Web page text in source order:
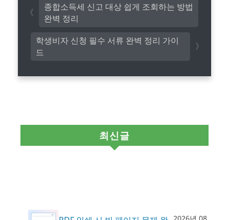
학생비자 신청 필수 서류 완벽 정리 가이
드
종합소득세 신고 대상 쉽게 조회하는 방법
완벽 정리
최신글